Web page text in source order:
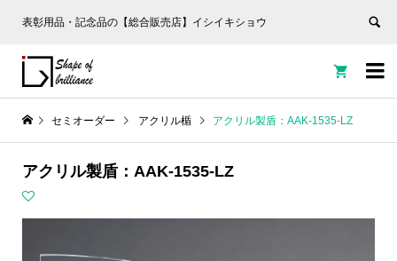
表彰用品・記念品の【総合販売店】イシイキショウ


セミオーダー アクリル楯 アクリル製盾：AAK-1535-LZ
アクリル製盾：AAK-1535-LZ